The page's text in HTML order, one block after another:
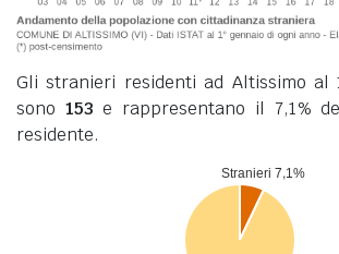
Gli stranieri residenti ad Altissimo al
sono 153 e rappresentano il 7,1%
residente.